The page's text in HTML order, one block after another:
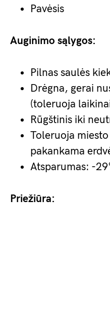
Pavėsis
Auginimo sąlygos:
Pilnas saulės
Drėgna, gerai
(toleruoja
Rūgštinis iki
Toleruoja
pakankama
Atsparumas: -
Priežiūra: